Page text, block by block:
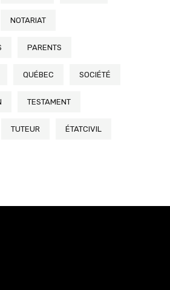
NOTARIAT
PARENTS
QUÉBEC SOCIÉTÉ
TESTAMENT
TUTEUR ÉTATCIVIL